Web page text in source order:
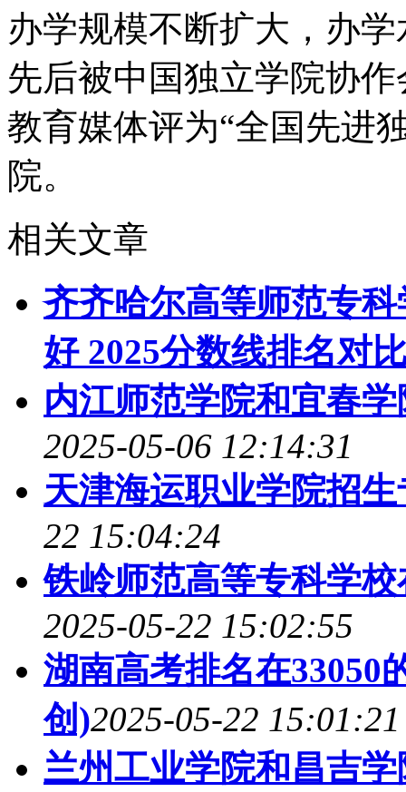
办学规模不断扩大，办
先后被中国独立学院协
教育媒体评为“全国先进
院。
相关文章
齐齐哈尔高等师范专
好 2025分数线排名对
内江师范学院和宜春
2025-05-06 12:14:31
天津海运职业学院招
22 15:04:24
铁岭师范高等专科学
2025-05-22 15:02:55
湖南高考排名在33050
创)2025-05-22 15:01:21
兰州工业学院和昌吉